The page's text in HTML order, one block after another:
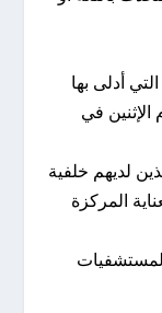
أدلى بها
في
لديهم خلفية
المركزة